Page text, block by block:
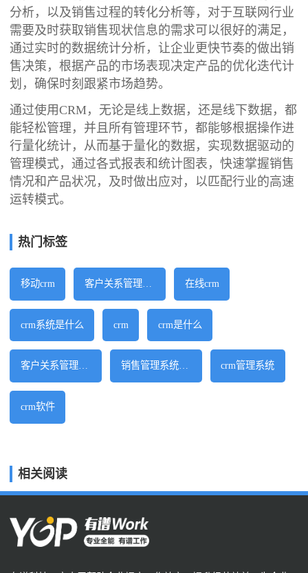
分析，以及销售过程的转化分析等，对于互联网行业
需要及时获取销售现状信息的需求可以很好的满足，
通过实时的数据统计分析，让企业更快节奏的做出销
售决策，根据产品的市场表现决定产品的优化迭代计
划，确保时刻跟紧市场趋势。
通过使用CRM，无论是线上数据，还是线下数据，都
能轻松管理，并且所有管理环节，都能够根据操作进
行量化统计，从而基于量化的数据，实现数据驱动的
管理模式，通过各式报表和统计图表，快速掌握销售
情况和产品状况，及时做出应对，以匹配行业的高速
运转模式。
热门标签
移动crm 客户关系管理软件 在线crm
crm系统是什么 crm crm是什么
客户关系管理系统 销售管理系统软件 crm管理系统
crm软件
相关阅读